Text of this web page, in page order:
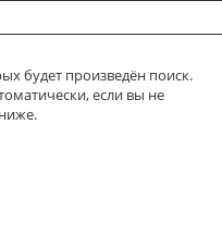
будет произведён поиск.
если вы не